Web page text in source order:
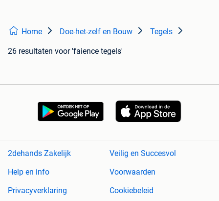
Home Doe-het-zelf en Bouw Tegels
26 resultaten voor 'faience tegels'
2dehands Zakelijk
Veilig en Succesvol
Help en info
Voorwaarden
Privacyverklaring
Cookiebeleid